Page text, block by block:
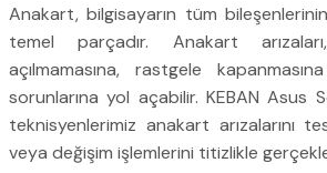
Anakart, bilgisayarın tüm
temel parçadır. Anakart
açılmamasına, rastgele
sorunlarına yol açabilir. KEBAN Asus
teknisyenlerimiz anakart arızalarını
veya değişim işlemlerini titizlikle